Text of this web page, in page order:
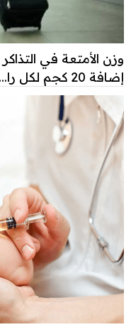
وزن الأمتعة في
إضافة 20 كجم لكل را...